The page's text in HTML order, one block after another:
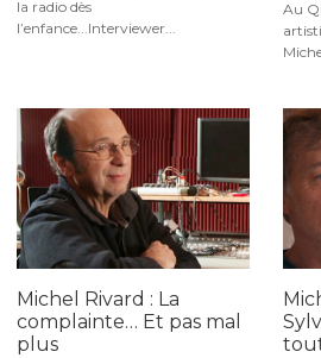
la radio dès
l’enfance...Interviewer...
Au
Michel Rivard : La
complainte… Et pas mal
plus